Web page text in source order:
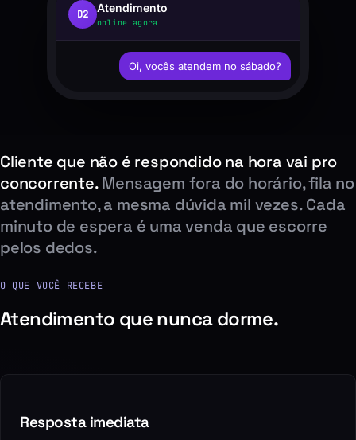
D2 Atendimento
online agora
Oi, vocês atendem no sábado?
Cliente que não é respondido na hora vai pro
concorrente.Mensagem fora do horário, fila no
atendimento, a mesma dúvida mil vezes. Cada
minuto de espera é uma venda que escorre
pelos dedos.
O QUE VOCÊ RECEBE
Atendimento que nunca dorme.
Resposta imediata